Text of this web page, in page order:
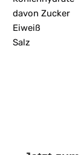
davon Zucker
Eiweiß
Salz